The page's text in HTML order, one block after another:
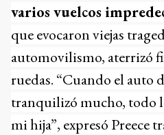
varios vuelcos
que evocaron viejas
automovilismo, aterrizó
ruedas. “Cuando el auto
tranquilizó mucho, todo
mi hija”, expresó Preece